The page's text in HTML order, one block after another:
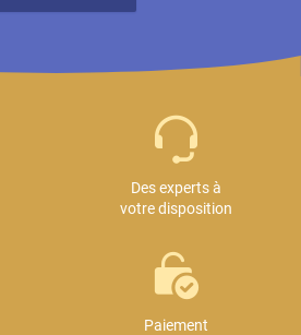
Des experts à
votre disposition
Paiement